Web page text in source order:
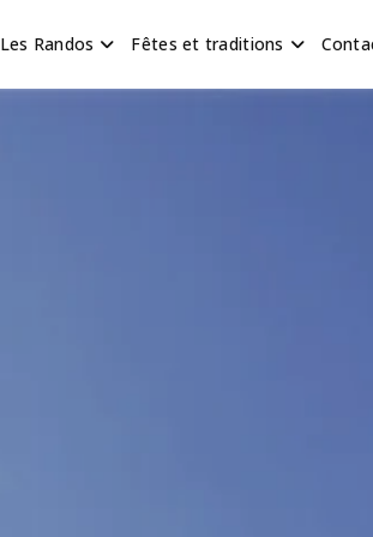
Les Randos Fêtes et traditions